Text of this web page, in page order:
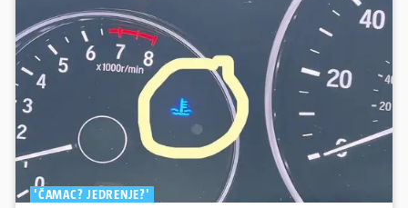
'ČAMAC? JEDRENJE?'